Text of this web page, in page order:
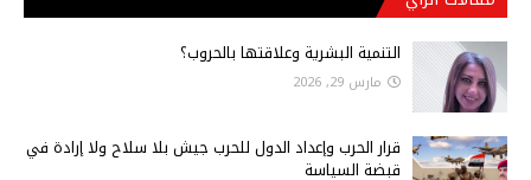
التنمية البشرية وعلاقتها بالحروب؟
مارس 29, 2026
قرار الحرب وإعداد الدول للحرب جيش بلا سلاح ولا إرادة في
قبضة السياسة